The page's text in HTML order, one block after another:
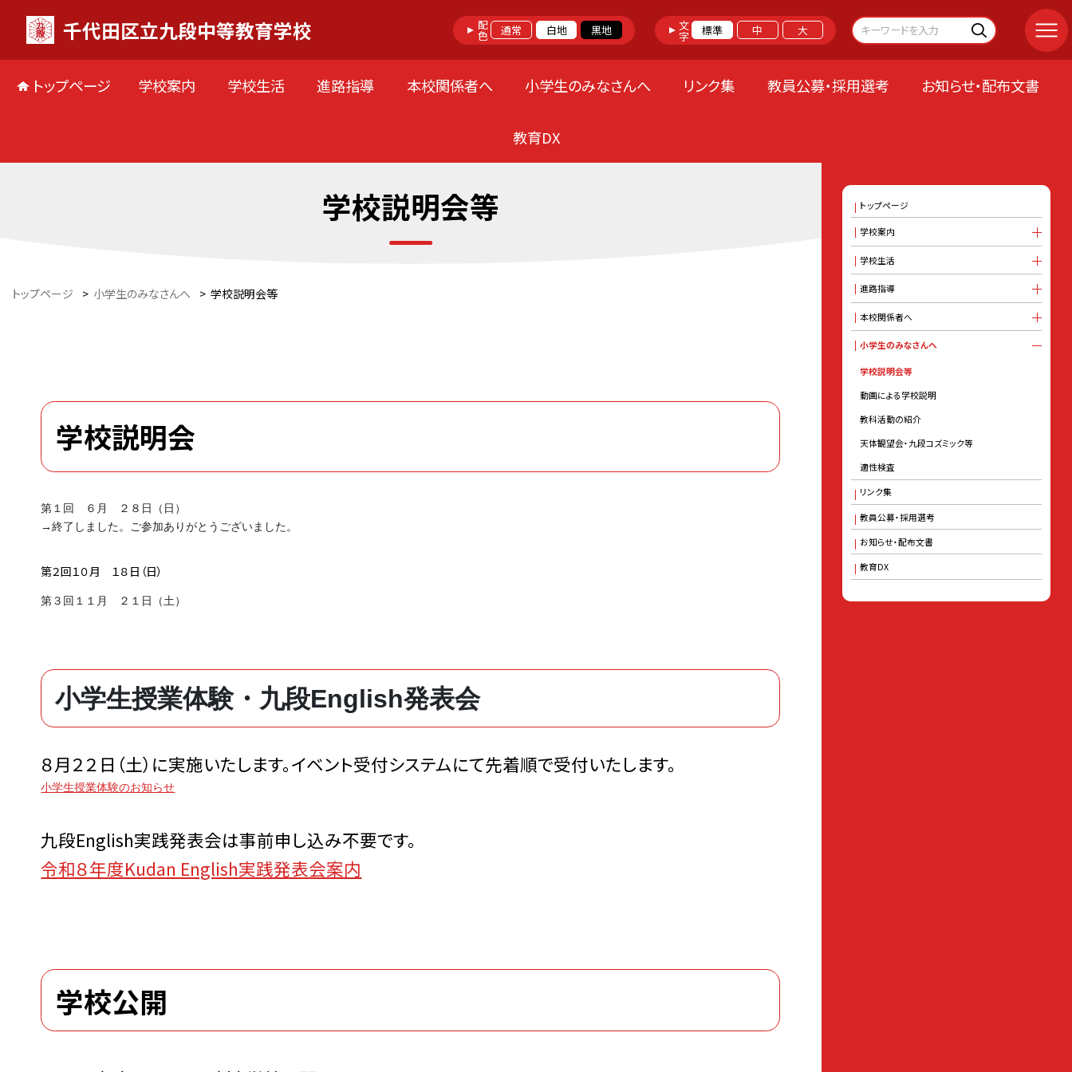
千代田区立九段中等教育学校 配色 通常 白地 黒地 文字 標準 中 大
トップページ 学校案内 学校生活 進路指導 本校関係者へ 小学生のみなさんへ リンク集 教員公募・採用選考 お知らせ・配布文書
教育DX
学校説明会等
トップページ > 小学生のみなさんへ > 学校説明会等
学校説明会
第１回 ６月 ２８日（日）
→終了しました。ご参加ありがとうございました。
第２回１０月 １８日（日）
第３回１１月 ２１日（土）
小学生授業体験・九段English発表会
８月２２日（土）に実施いたします。イベント受付システムにて先着順で受付いたします。
小学生授業体験のお知らせ
九段English実践発表会は事前申し込み不要です。
令和８年度Kudan English実践発表会案内
学校公開
トップページ
学校案内
学校生活
進路指導
本校関係者へ
小学生のみなさんへ
学校説明会等
動画による学校説明
教科活動の紹介
天体観望会・九段コズミック等
適性検査
リンク集
教員公募・採用選考
お知らせ・配布文書
教育DX